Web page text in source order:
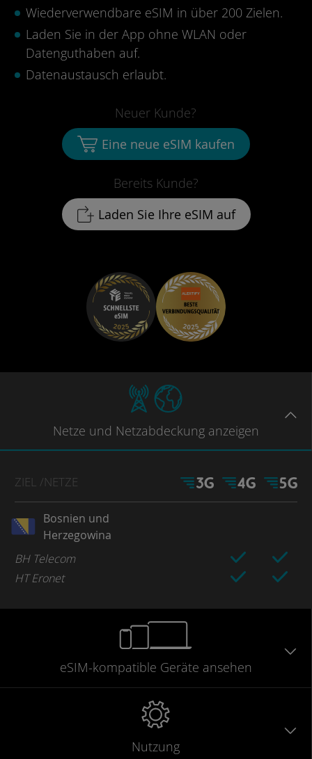
Wiederverwendbare eSIM in über 200 Zielen.
Laden Sie in der App ohne WLAN oder
Datenguthaben auf.
Datenaustausch erlaubt.
Bereits Kunde?
Laden Sie Ihre eSIM auf
Neuer Kunde?
Eine neue eSIM kaufen
Netze und Netzabdeckung anzeigen
ZIEL /NETZE
Bosnien und
Herzegowina
BH Telecom
HT Eronet
eSIM-kompatible Geräte ansehen
Nutzung